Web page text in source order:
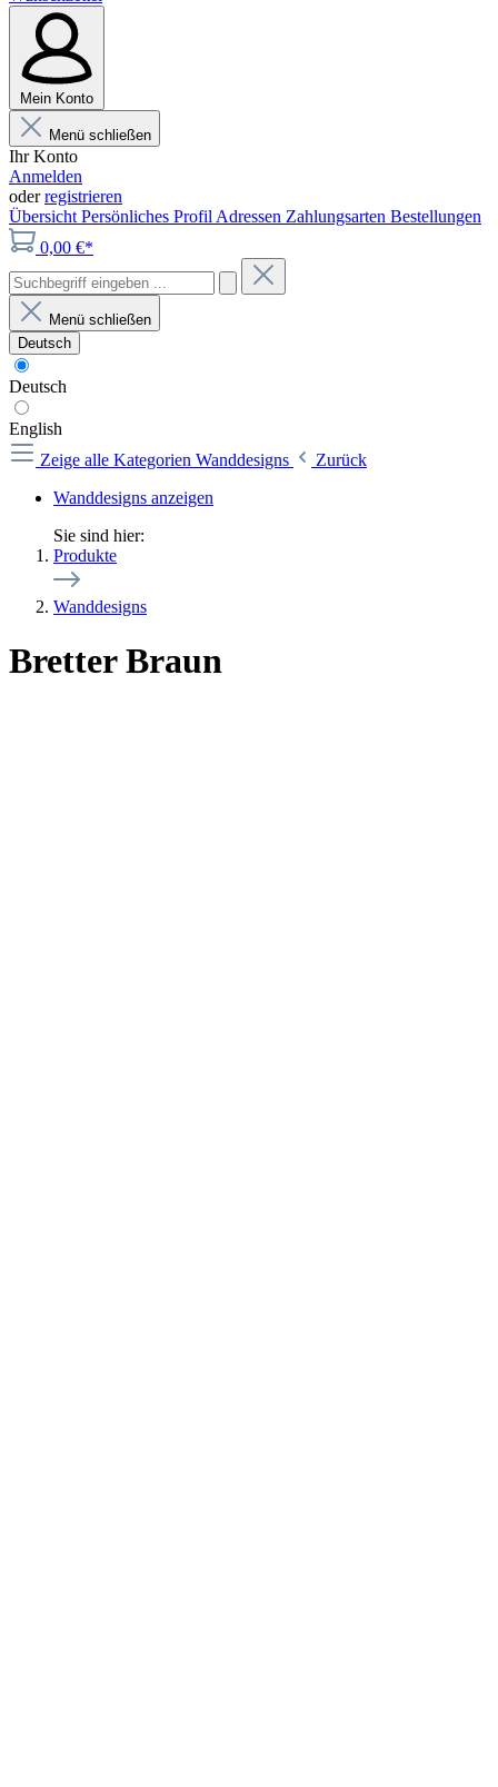
Mein Konto
Menü schließen
Ihr Konto
Anmelden
oderregistrieren
Übersicht Persönliches Profil Adressen Zahlungsarten Bestellungen
0,00 €*
Menü schließen
Deutsch
Deutsch
English
Zeige alle Kategorien Wanddesigns
Zurück
Wanddesigns anzeigen
Sie sind hier:
Produkte
Wanddesigns
Bretter Braun